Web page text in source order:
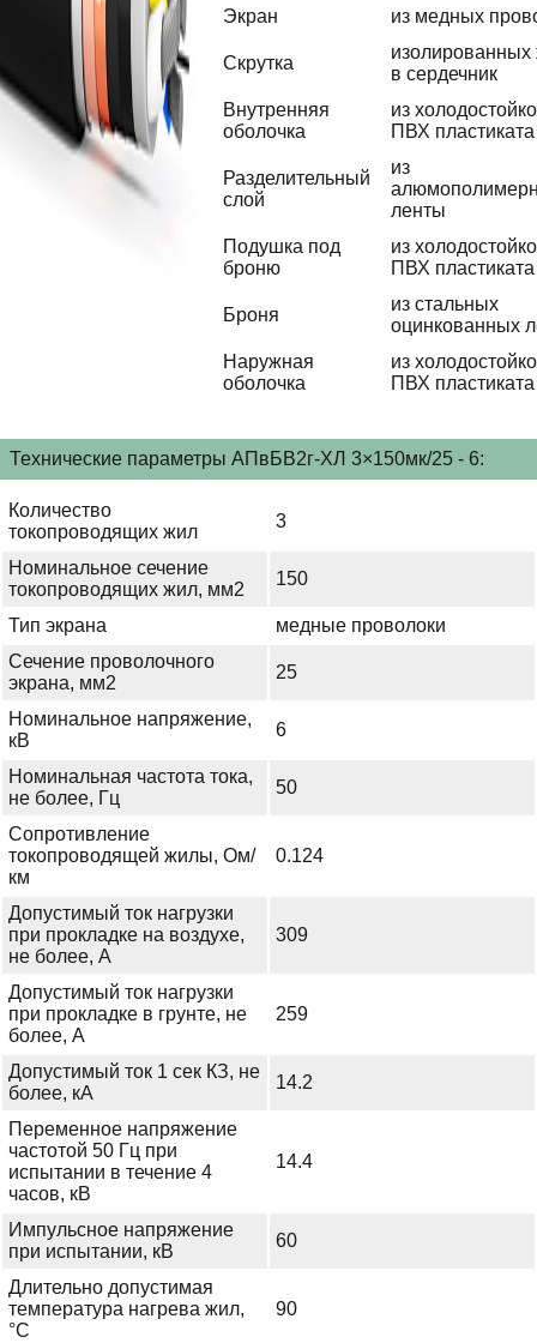
Экран
из медных
Скрутка
изолированных
в сердечник
Внутренняя
оболочка
из
ПВХ пластиката
Разделительный
слой
из
ленты
Подушка под
броню
из
ПВХ пластиката
Броня
из стальных
оцинкованных
Наружная
оболочка
из
ПВХ пластиката
Технические параметры АПвБВ2г-ХЛ 3×150мк/25 - 6:
Количество
токопроводящих жил
3
Номинальное сечение
токопроводящих жил, мм2
150
Тип экрана
медные проволоки
Сечение проволочного
экрана, мм2
25
Номинальное напряжение,
кВ
6
Номинальная частота тока,
не более, Гц
50
Сопротивление
токопроводящей жилы, Ом/
км
0.124
Допустимый ток нагрузки
при прокладке на воздухе,
не более, А
309
Допустимый ток нагрузки
при прокладке в грунте, не
более, А
259
Допустимый ток 1 сек КЗ, не
более, кА
14.2
Переменное напряжение
частотой 50 Гц при
испытании в течение 4
часов, кВ
14.4
Импульсное напряжение
при испытании, кВ
60
Длительно допустимая
температура нагрева жил,
°С
90